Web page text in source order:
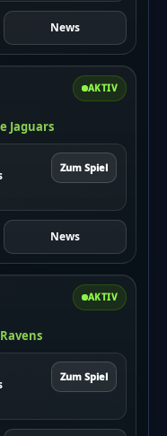
News
AKTIV
Jaguars
Zum Spiel
News
AKTIV
Zum Spiel